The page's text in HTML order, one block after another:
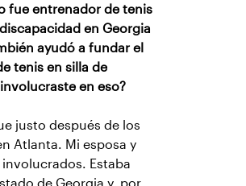
fue entrenador de tenis
en Georgia
ayudó a fundar el
tenis en silla de
en eso?
justo después de los
Atlanta. Mi esposa y
Estaba
de Georgia y, por